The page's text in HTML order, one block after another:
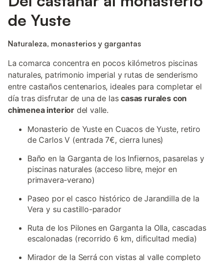
de Yuste
Naturaleza, monasterios y gargantas
La comarca concentra en pocos kilómetros piscinas
naturales, patrimonio imperial y rutas de senderismo
entre castaños centenarios, ideales para completar el
día tras disfrutar de una de lascasas rurales con
chimenea interior del valle.
Monasterio de Yuste en Cuacos de Yuste, retiro
de Carlos V (entrada 7€, cierra lunes)
Baño en la Garganta de los Infiernos, pasarelas y
piscinas naturales (acceso libre, mejor en
primavera-verano)
Paseo por el casco histórico de Jarandilla de la
Vera y su castillo-parador
Ruta de los Pilones en Garganta la Olla, cascadas
escalonadas (recorrido 6 km, dificultad media)
Mirador de la Serrá con vistas al valle completo